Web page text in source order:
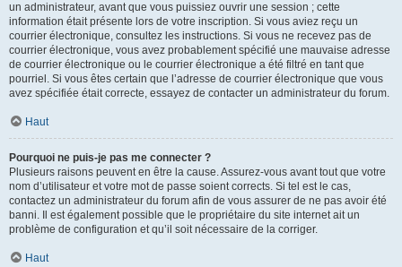
un administrateur, avant que vous puissiez ouvrir une session ; cette
information était présente lors de votre inscription. Si vous aviez reçu un
courrier électronique, consultez les instructions. Si vous ne recevez pas de
courrier électronique, vous avez probablement spécifié une mauvaise adresse
de courrier électronique ou le courrier électronique a été filtré en tant que
pourriel. Si vous êtes certain que l’adresse de courrier électronique que vous
avez spécifiée était correcte, essayez de contacter un administrateur du forum.
Haut
Pourquoi ne puis-je pas me connecter ?
Plusieurs raisons peuvent en être la cause. Assurez-vous avant tout que votre
nom d’utilisateur et votre mot de passe soient corrects. Si tel est le cas,
contactez un administrateur du forum afin de vous assurer de ne pas avoir été
banni. Il est également possible que le propriétaire du site internet ait un
problème de configuration et qu’il soit nécessaire de la corriger.
Haut